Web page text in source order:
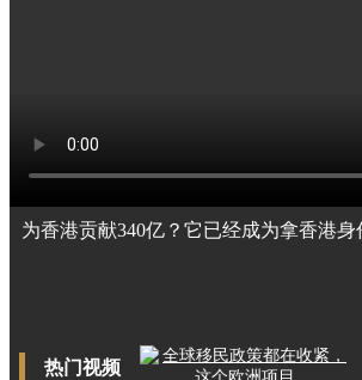
为香港贡献340亿？它已经成为拿香港身
热门视频